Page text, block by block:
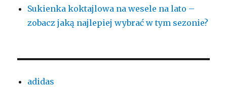
Sukienka koktajlowa na wesele na lato –
zobacz jaką najlepiej wybrać w tym sezonie?
adidas